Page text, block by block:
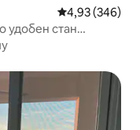
Просечна
4,93 (346)
удобен стан